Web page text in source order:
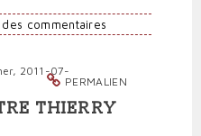
commentaires
PERMALIEN
2011-07-
THIERRY